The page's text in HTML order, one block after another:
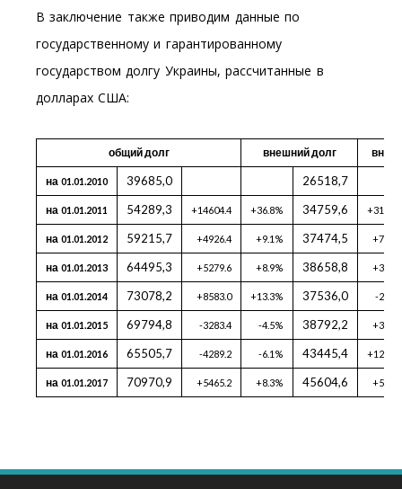
В заключение также приводим данные по
государственному и гарантированному
государством долгу Украины, рассчитанные в
долларах США:
общий долг внешний долг
на 01.01.2010 39685,0 26518,7
на 01.01.2011 54289,3 +14604.4 +36.8% 34759,6 +31.1%
на 01.01.2012 59215,7 +4926.4 +9.1% 37474,5 +7.8%
на 01.01.2013 64495,3 +5279.6 +8.9% 38658,8 +3.2%
на 01.01.2014 73078,2 +8583.0 +13.3% 37536,0 -2.9%
на 01.01.2015 69794,8 -3283.4 -4.5% 38792,2 +3.3%
на 01.01.2016 65505,7 -4289.2 -6.1% 43445,4 +12.0%
на 01.01.2017 70970,9 +5465.2 +8.3% 45604,6 +5.0%